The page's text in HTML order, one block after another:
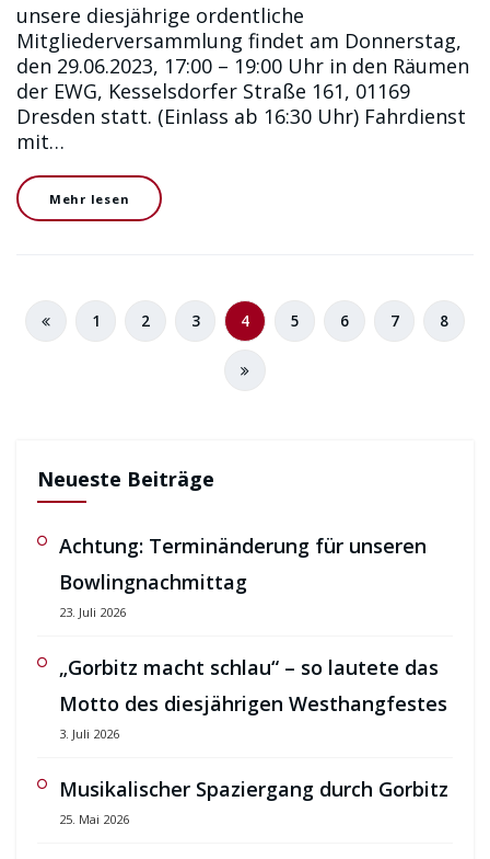
unsere diesjährige ordentliche
Mitgliederversammlung findet am Donnerstag,
den 29.06.2023, 17:00 – 19:00 Uhr in den Räumen
der EWG, Kesselsdorfer Straße 161, 01169
Dresden statt. (Einlass ab 16:30 Uhr) Fahrdienst
mit…
Mehr lesen
1 2 3 4 5 6 7 8
Neueste Beiträge
Achtung: Terminänderung für unseren
Bowlingnachmittag
23. Juli 2026
„Gorbitz macht schlau“ – so lautete das
Motto des diesjährigen Westhangfestes
3. Juli 2026
Musikalischer Spaziergang durch Gorbitz
25. Mai 2026